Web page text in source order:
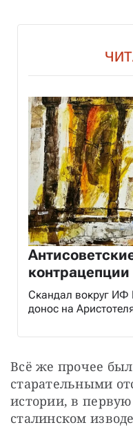
контрацепции
Скандал вокруг ИФ
донос на
Всё же прочее
старательными
истории, в
сталинском